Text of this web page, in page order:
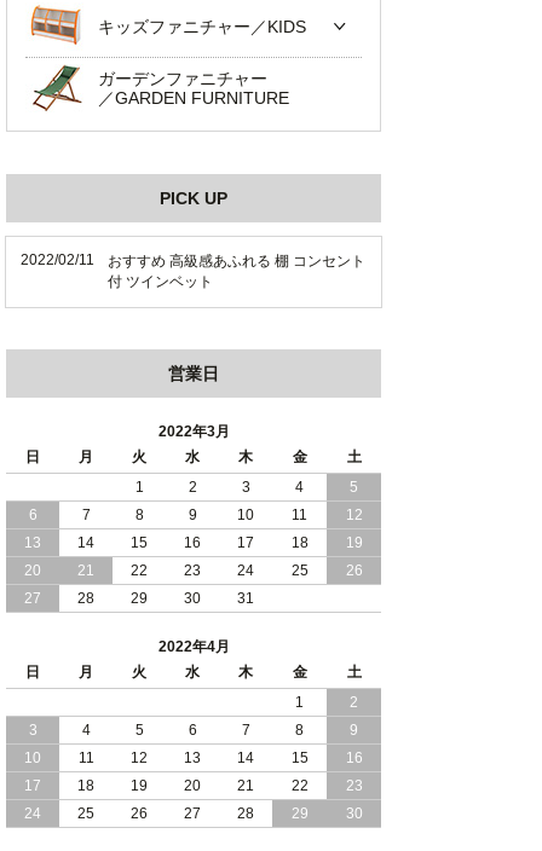
キッズファニチャー／KIDS
ガーデンファニチャー
／GARDEN FURNITURE
PICK UP
2022/02/11
おすすめ 高級感あふれる 棚 コンセント
付 ツインベット
営業日
2022年3月
日
月 火 水 木 金
土
1
2 3 4
5
6
7 8 9 10 11
12
13
14 15 16 17 18
19
20
21 22 23 24 25
26
27
28 29 30 31
2022年4月
日
月 火 水 木 金
土
1
2
3
4 5 6 7 8
9
10
11 12 13 14 15
16
17
18 19 20 21 22
23
24
25 26 27 28 29 30